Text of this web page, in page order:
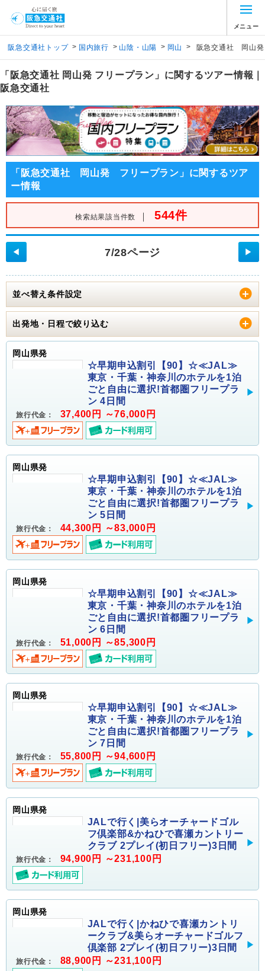
メニュー
阪急交通社トップ > 国内旅行 > 山陰・山陽 > 岡山 > 阪急交通社 岡山
「阪急交通社 岡山発 フリープラン」に関するツアー情報｜
阪急交通社
「阪急交通社 岡山発 フリープラン」に関するツア
ー情報
検索結果該当件数 ｜ 544件
7/28ページ
◀ ▶
並べ替え条件設定
出発地・日程で絞り込む
岡山県発
☆早期申込割引【90】☆≪JAL≫
東京・千葉・神奈川のホテルを1泊
ごと自由に選択!首都圏フリープラ
ン 4日間
旅行代金： 37,400円 ～76,000円
岡山県発
☆早期申込割引【90】☆≪JAL≫
東京・千葉・神奈川のホテルを1泊
ごと自由に選択!首都圏フリープラ
ン 5日間
旅行代金： 44,300円 ～83,000円
岡山県発
☆早期申込割引【90】☆≪JAL≫
東京・千葉・神奈川のホテルを1泊
ごと自由に選択!首都圏フリープラ
ン 6日間
旅行代金： 51,000円 ～85,300円
岡山県発
☆早期申込割引【90】☆≪JAL≫
東京・千葉・神奈川のホテルを1泊
ごと自由に選択!首都圏フリープラ
ン 7日間
旅行代金： 55,800円 ～94,600円
岡山県発
JALで行く|美らオーチャードゴル
フ倶楽部&かねひで喜瀬カントリー
クラブ 2プレイ(初日フリー)3日間
旅行代金： 94,900円 ～231,100円
岡山県発
JALで行く|かねひで喜瀬カントリ
ークラブ&美らオーチャードゴルフ
倶楽部 2プレイ(初日フリー)3日間
旅行代金： 88,900円 ～231,100円